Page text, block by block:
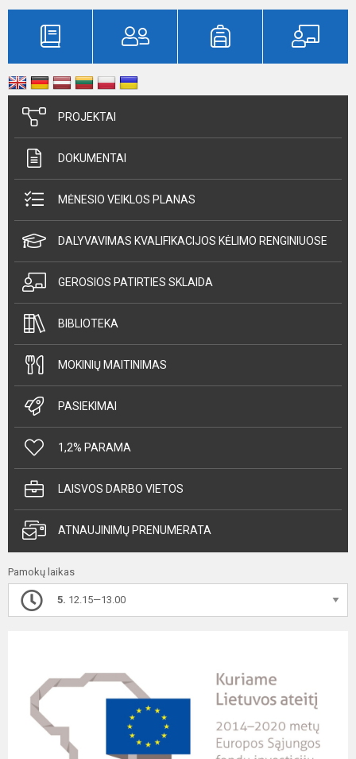
PROJEKTAI
DOKUMENTAI
MĖNESIO VEIKLOS PLANAS
DALYVAVIMAS KVALIFIKACIJOS KĖLIMO RENGINIUOSE
GEROSIOS PATIRTIES SKLAIDA
BIBLIOTEKA
MOKINIŲ MAITINIMAS
PASIEKIMAI
1,2% PARAMA
LAISVOS DARBO VIETOS
ATNAUJINIMŲ PRENUMERATA
Pamokų laikas
5. 12.15—13.00